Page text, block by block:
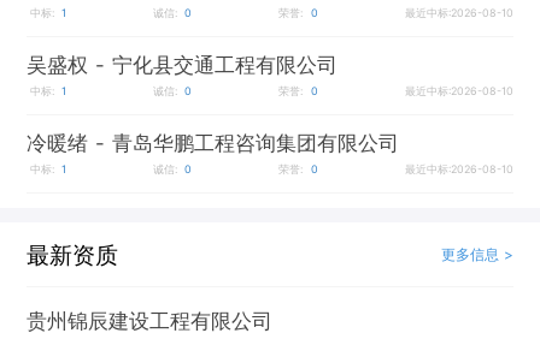
中标: 1 诚信: 0 荣誉: 0 最近中标:2026-08-10
吴盛权 - 宁化县交通工程有限公司
中标: 1 诚信: 0 荣誉: 0 最近中标:2026-08-10
冷暖绪 - 青岛华鹏工程咨询集团有限公司
中标: 1 诚信: 0 荣誉: 0 最近中标:2026-08-10
最新资质 更多信息 >
贵州锦辰建设工程有限公司